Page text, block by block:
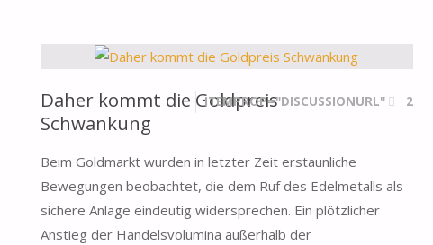
NOCH
DER
RICHTIGE
INFLATIONSSCHUTZ?"
Daher kommt die Goldpreis
Schwankung
ITEMPROP="DISCUSSIONURL" 2
Beim Goldmarkt wurden in letzter Zeit erstaunliche
Bewegungen beobachtet, die dem Ruf des Edelmetalls als
sichere Anlage eindeutig widersprechen. Ein plötzlicher
Anstieg der Handelsvolumina außerhalb der